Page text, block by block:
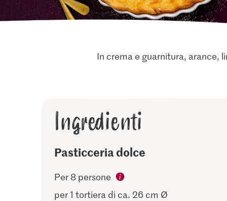
In crema e guarnitura, arance,
Ingredienti
Pasticceria dolce
Per 8 persone
per 1 tortiera di ca. 26 cm Ø